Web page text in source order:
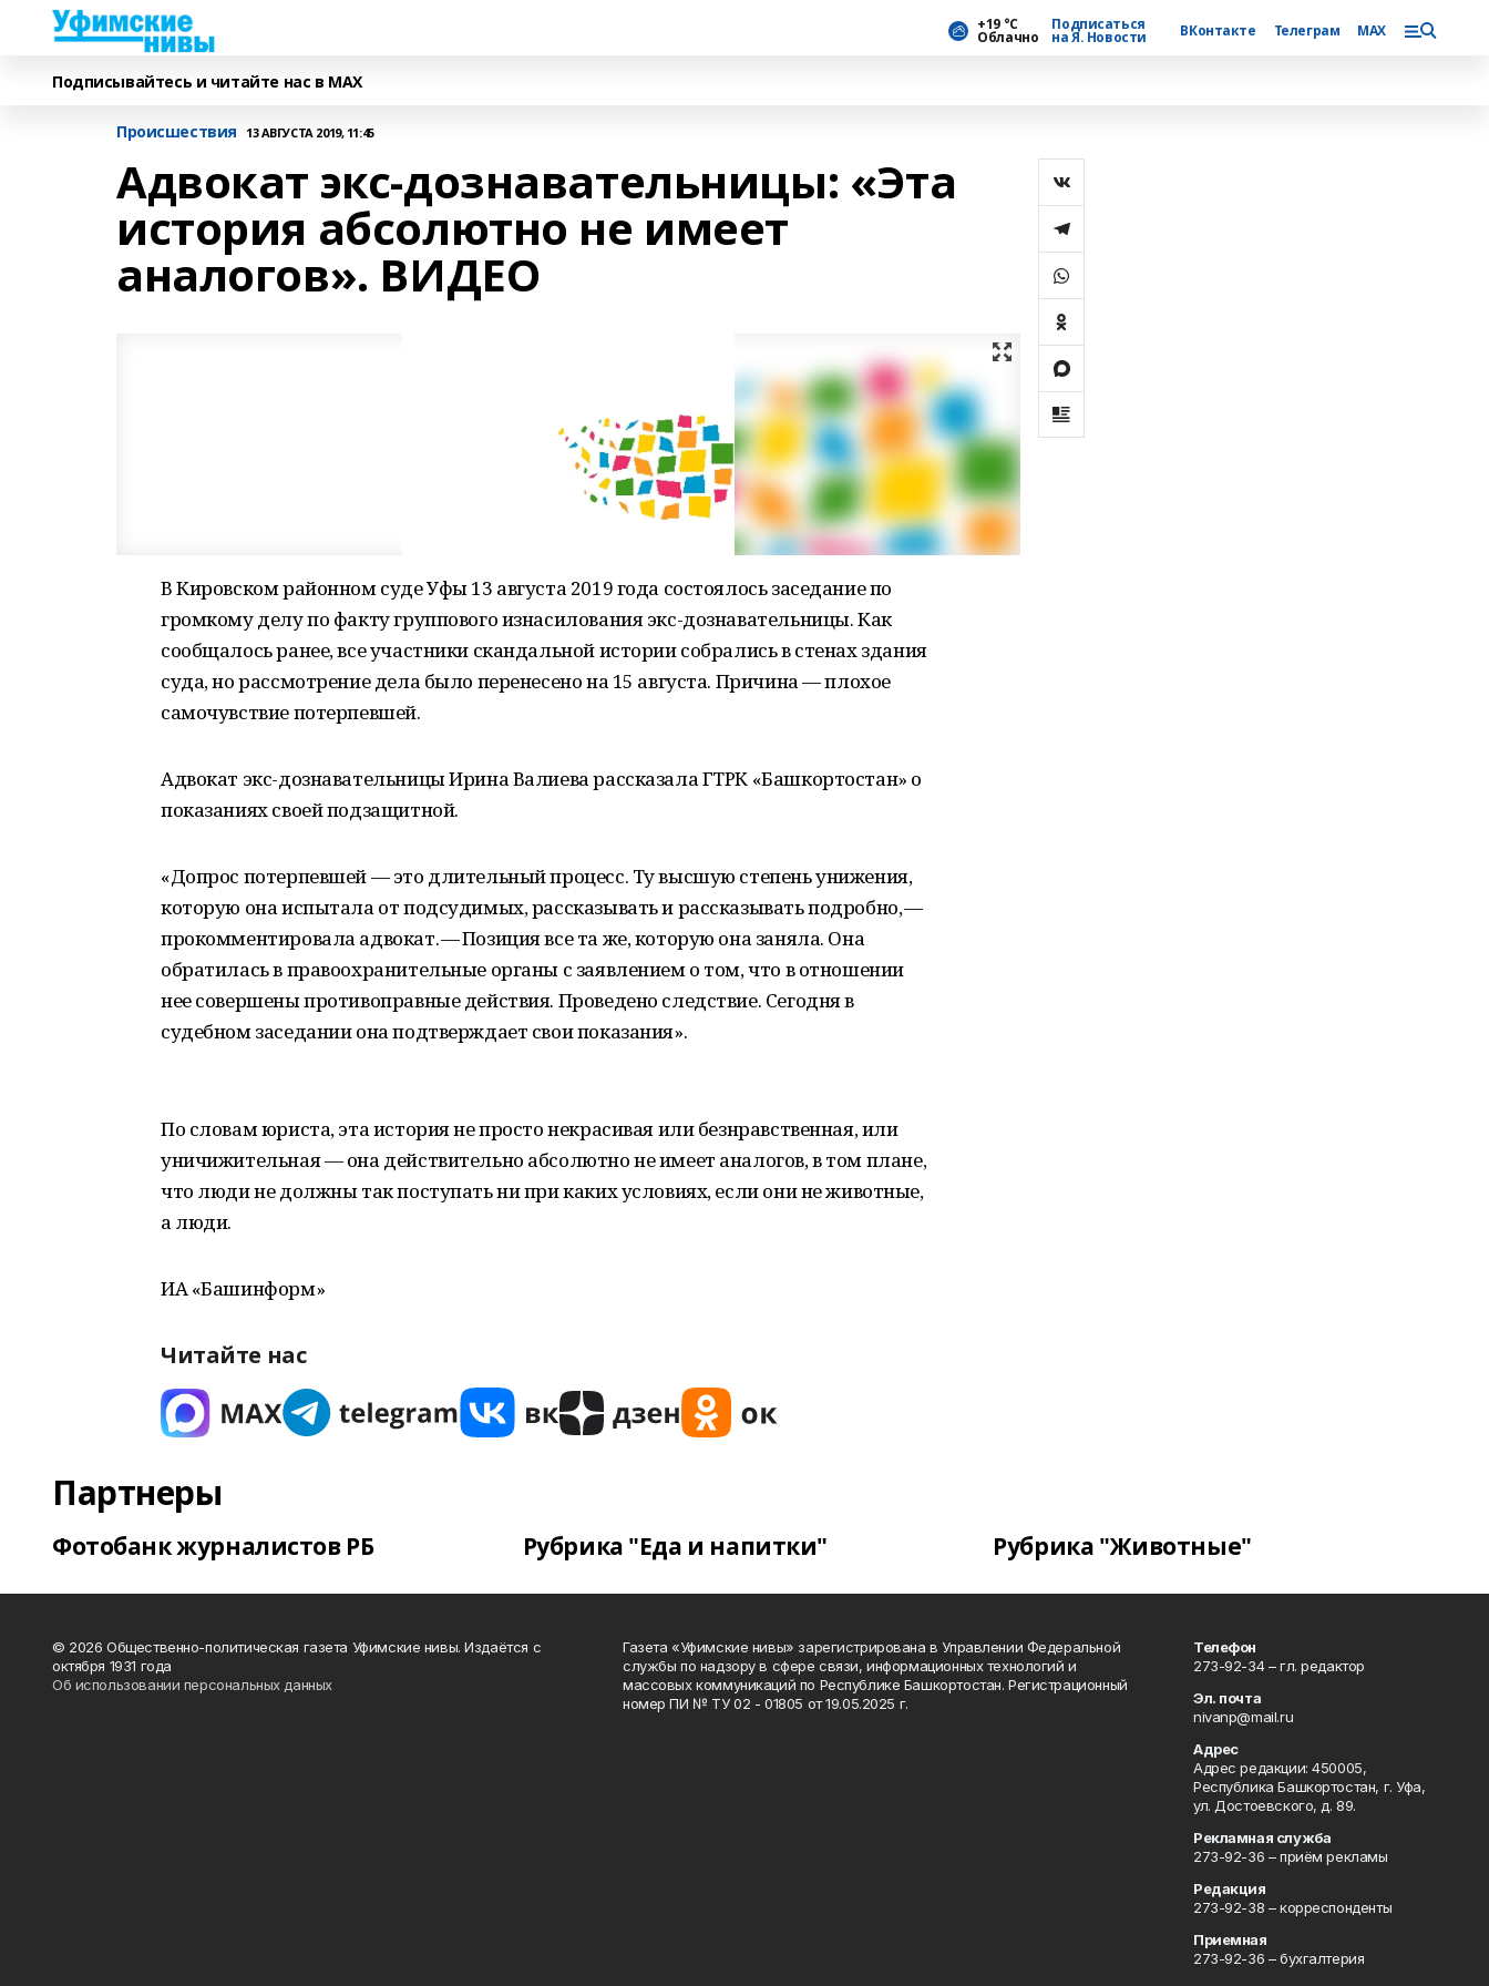
+19 °С
Облачно
Подписаться
на Я. Новости ВКонтакте Телеграм MAX
Подписывайтесь и читайте нас в MAX
Происшествия 13 АВГУСТА 2019, 11:45
Адвокат экс-дознавательницы: «Эта
история абсолютно не имеет
аналогов». ВИДЕО
В Кировском районном суде Уфы 13 августа 2019 года состоялось заседание по
громкому делу по факту группового изнасилования экс-дознавательницы. Как
сообщалось ранее, все участники скандальной истории собрались в стенах здания
суда, но рассмотрение дела было перенесено на 15 августа. Причина — плохое
самочувствие потерпевшей.
Адвокат экс-дознавательницы Ирина Валиева рассказала ГТРК «Башкортостан» о
показаниях своей подзащитной.
«Допрос потерпевшей — это длительный процесс. Ту высшую степень унижения,
которую она испытала от подсудимых, рассказывать и рассказывать подробно, —
прокомментировала адвокат. — Позиция все та же, которую она заняла. Она
обратилась в правоохранительные органы с заявлением о том, что в отношении
нее совершены противоправные действия. Проведено следствие. Сегодня в
судебном заседании она подтверждает свои показания».
По словам юриста, эта история не просто некрасивая или безнравственная, или
уничижительная — она действительно абсолютно не имеет аналогов, в том плане,
что люди не должны так поступать ни при каких условиях, если они не животные,
а люди.
ИА «Башинформ»
Читайте нас
Партнеры
Фотобанк журналистов РБ Рубрика "Еда и напитки" Рубрика "Животные"
© 2026 Общественно-политическая газета Уфимские нивы. Издаётся с
октября 1931 года
Об использовании персональных данных
Газета «Уфимские нивы» зарегистрирована в Управлении Федеральной
службы по надзору в сфере связи, информационных технологий и
массовых коммуникаций по Республике Башкортостан. Регистрационный
номер ПИ № ТУ 02 - 01805 от 19.05.2025 г.
Телефон
273-92-34 – гл. редактор
Эл. почта
nivanp@mail.ru
Адрес
Адрес редакции: 450005,
Республика Башкортостан, г. Уфа,
ул. Достоевского, д. 89.
Рекламная служба
273-92-36 – приём рекламы
Редакция
273-92-38 – корреспонденты
Приемная
273-92-36 – бухгалтерия